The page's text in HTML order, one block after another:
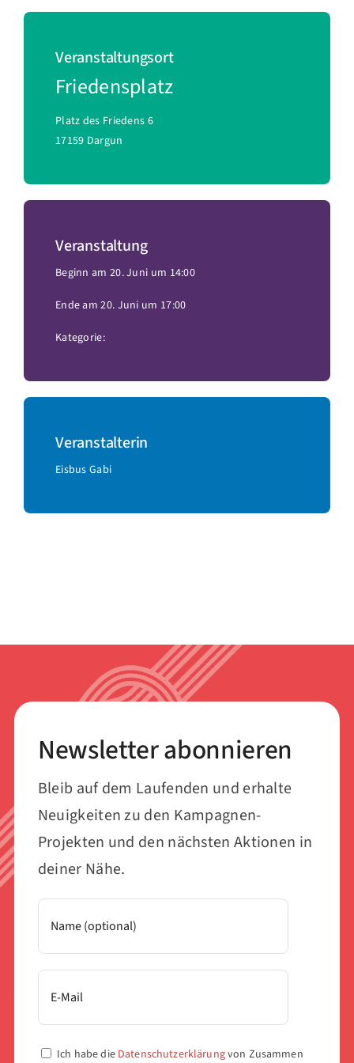
Veranstaltungsort
Friedensplatz
Platz des Friedens 6
17159 Dargun
Veranstaltung
Beginn am 20. Juni um 14:00
Ende am 20. Juni um 17:00
Kategorie:
Veranstalterin
Eisbus Gabi
Newsletter abonnieren
Bleib auf dem Laufenden und erhalte
Neuigkeiten zu den Kampagnen-
Projekten und den nächsten Aktionen in
deiner Nähe.
Ich habe die Datenschutzerklärungvon Zusammen